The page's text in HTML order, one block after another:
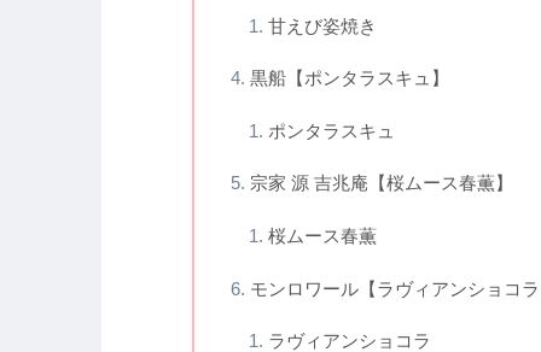
甘えび姿焼き
黒船【ポンタラスキュ】
ポンタラスキュ
宗家 源 吉兆庵【桜ムース春薫】
桜ムース春薫
モンロワール【ラヴィアンショコ
ラヴィアンショコラ